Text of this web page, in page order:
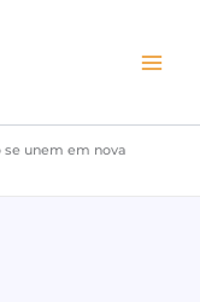
unem em nova